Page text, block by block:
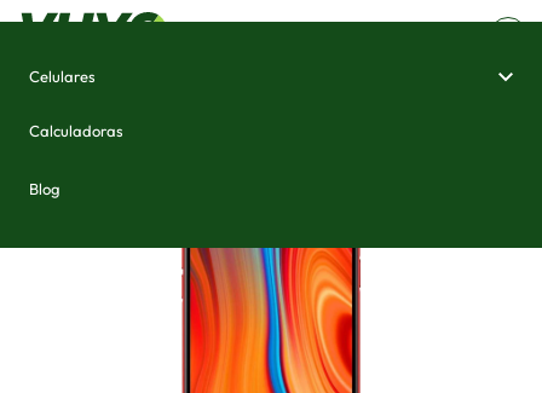
Celulares
Calculadoras
Blog